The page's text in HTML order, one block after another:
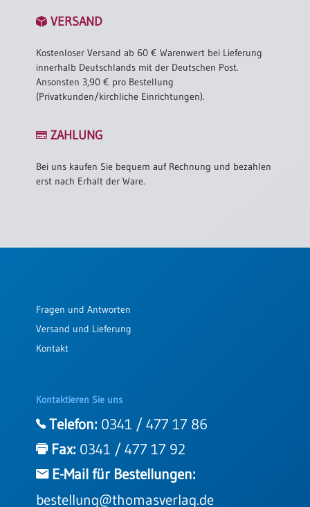
VERSAND
Kostenloser Versand ab 60 € Warenwert bei Lieferung
innerhalb Deutschlands mit der Deutschen Post.
Ansonsten 3,90 € pro Bestellung
(Privatkunden/kirchliche Einrichtungen).
ZAHLUNG
Bei uns kaufen Sie bequem auf Rechnung und bezahlen
erst nach Erhalt der Ware.
Fragen und Antworten
Versand und Lieferung
Kontakt
Kontaktieren Sie uns
Telefon: 0341 / 477 17 86
Fax: 0341 / 477 17 92
E-Mail für Bestellungen:
bestellung@thomasverlag.de